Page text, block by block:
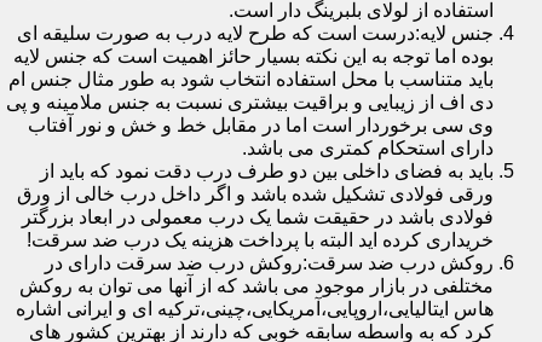
استفاده از لولای بلبرینگ دار است.
جنس لایه:درست است که طرح لایه درب به صورت سلیقه ای
بوده اما توجه به این نکته بسیار حائز اهمیت است که جنس لایه
باید متناسب با محل استفاده انتخاب شود به طور مثال جنس ام
دی اف از زیبایی و براقیت بیشتری نسبت به جنس ملامینه و پی
وی سی برخوردار است اما در مقابل خط و خش و نور آفتاب
دارای استحکام کمتری می باشد.
باید به فضای داخلی بین دو طرف درب دقت نمود که باید از
ورقی فولادی تشکیل شده باشد و اگر داخل درب خالی از ورق
فولادی باشد در حقیقت شما یک درب معمولی در ابعاد بزرگتر
خریداری کرده اید البته با پرداخت هزینه یک درب ضد سرقت!
روکش درب ضد سرقت:روکش درب ضد سرقت دارای در
مختلفی در بازار موجود می باشد که از آنها می توان به روکش
هاس ایتالیایی،اروپایی،آمریکایی،چینی،ترکیه ای و ایرانی اشاره
کرد که به واسطه سابقه خوبی که دارند از بهترین کشور های